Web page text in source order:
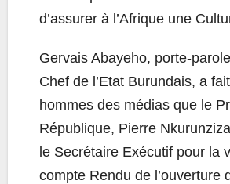
d’assurer à l’Afrique une
Gervais Abayeho, porte-
Chef de l’Etat Burundais, a
hommes des médias que le
République, Pierre
le Secrétaire Exécutif pour la
compte Rendu de l’ouverture